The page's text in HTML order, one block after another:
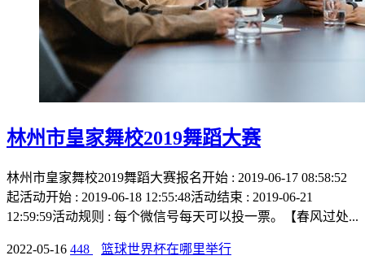
林州市皇家舞校2019舞蹈大赛
林州市皇家舞校2019舞蹈大赛报名开始 : 2019-06-17 08:58:52
起活动开始 : 2019-06-18 12:55:48活动结束 : 2019-06-21
12:59:59活动规则 : 每个微信号每天可以投一票。【春风过处...
2022-05-16 448 篮球世界杯在哪里举行